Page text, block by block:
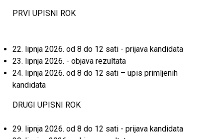
đ
r
a
B
o
PRVI UPISNI ROK
22. lipnja 2026. od 8 do 12 sati - prijava kandidata
23. lipnja 2026. - objava rezultata
24. lipnja 2026. od 8 do 12 sati – upis primljenih
kandidata
DRUGI UPISNI ROK
29. lipnja 2026. od 8 do 12 sati - prijava kandidata